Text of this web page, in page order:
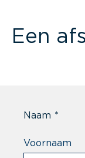
Een
Naam *
Voornaam